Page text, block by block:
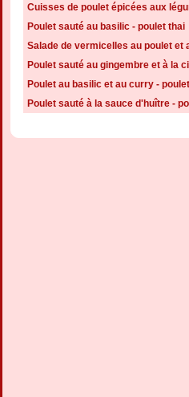
Cuisses de poulet épicées aux
Poulet sauté au basilic - poulet thai
Salade de vermicelles au poulet et
Poulet sauté au gingembre et à la
Poulet au basilic et au curry -
Poulet sauté à la sauce d'huître -